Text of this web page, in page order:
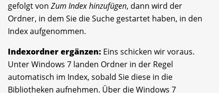
gefolgt von Zum Index hinzufügen, dann wird der
Ordner, in dem Sie die Suche gestartet haben, in den
Index aufgenommen.
Indexordner ergänzen: Eins schicken wir voraus.
Unter Windows 7 landen Ordner in der Regel
automatisch im Index, sobald Sie diese in die
Bibliotheken aufnehmen. Über die Windows 7